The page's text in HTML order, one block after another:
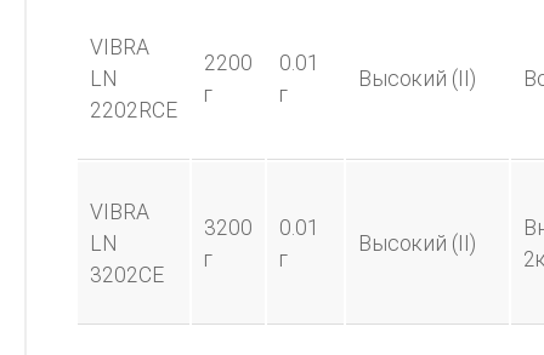
VIBRA
LN
2202RCE
2200
г
0.01
г
Высокий (II)
VIBRA
LN
3202CE
3200
г
0.01
г
Высокий (II)